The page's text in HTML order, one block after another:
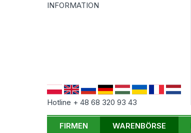
INFORMATION
Hotline + 48 68 320 93 43
FIRMEN WARENBÖRSE